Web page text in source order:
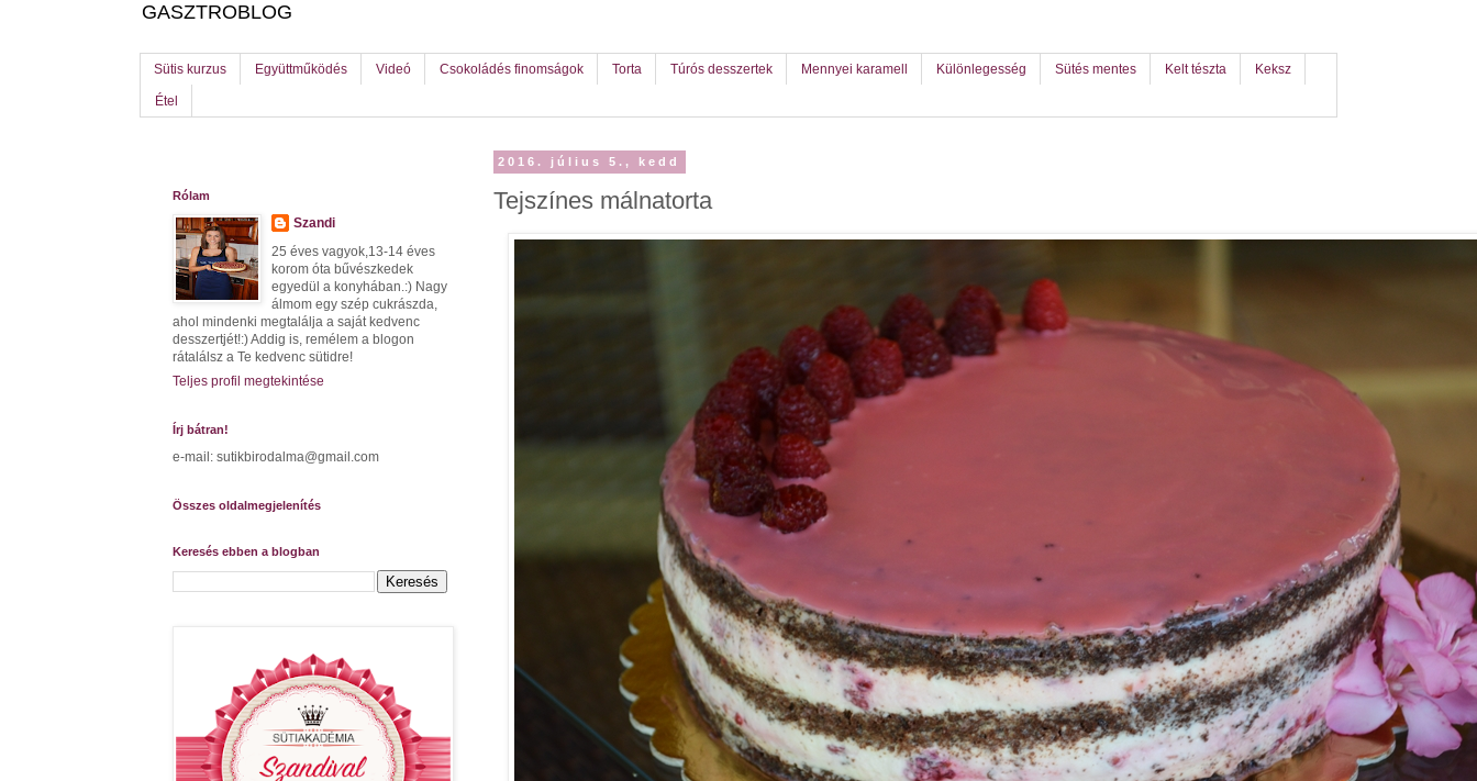
GASZTROBLOG
Sütis kurzus Együttműködés Videó Csokoládés finomságok Torta Túrós desszertek Mennyei karamell Különlegesség Sütés mentes Kelt tészta Keksz
Étel
2016. július 5., kedd
Tejszínes málnatorta
Rólam
Szandi
25 éves vagyok,13-14 éves
korom óta bűvészkedek
egyedül a konyhában.:) Nagy
álmom egy szép cukrászda,
ahol mindenki megtalálja a saját kedvenc
desszertjét!:) Addig is, remélem a blogon
rátalálsz a Te kedvenc sütidre!
Teljes profil megtekintése
Írj bátran!
e-mail: sutikbirodalma@gmail.com
Összes oldalmegjelenítés
Keresés ebben a blogban